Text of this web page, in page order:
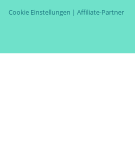
Cookie Einstellungen | Affiliate-Partner